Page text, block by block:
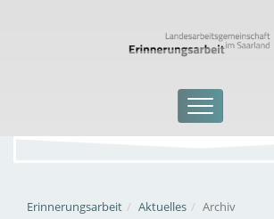
Erinnerungsarbeit Aktuelles Archiv